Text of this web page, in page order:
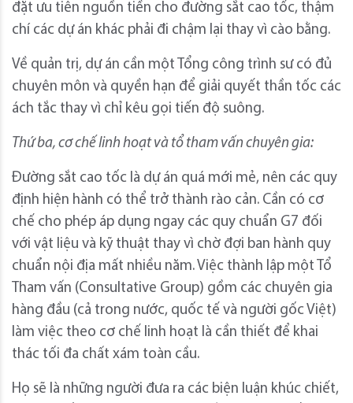
đặt ưu tiên nguồn tiền cho đường sắt cao tốc, thậm
chí các dự án khác phải đi chậm lại thay vì cào bằng.
Về quản trị, dự án cần một Tổng công trình sư có đủ
chuyên môn và quyền hạn để giải quyết thần tốc các
ách tắc thay vì chỉ kêu gọi tiến độ suông.
Thứ ba, cơ chế linh hoạt và tổ tham vấn chuyên gia:
Đường sắt cao tốc là dự án quá mới mẻ, nên các quy
định hiện hành có thể trở thành rào cản. Cần có cơ
chế cho phép áp dụng ngay các quy chuẩn G7 đối
với vật liệu và kỹ thuật thay vì chờ đợi ban hành quy
chuẩn nội địa mất nhiều năm. Việc thành lập một Tổ
Tham vấn (Consultative Group) gồm các chuyên gia
hàng đầu (cả trong nước, quốc tế và người gốc Việt)
làm việc theo cơ chế linh hoạt là cần thiết để khai
thác tối đa chất xám toàn cầu.
Họ sẽ là những người đưa ra các biện luận khúc chiết,